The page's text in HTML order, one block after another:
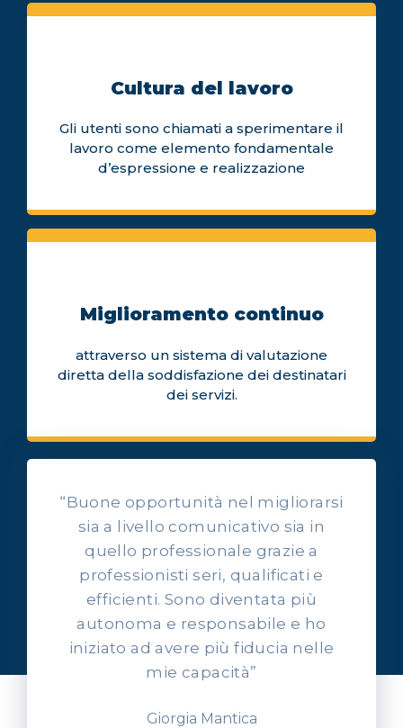
Cultura del lavoro
Gli utenti sono chiamati a sperimentare il
lavoro come elemento fondamentale
d’espressione e realizzazione
Miglioramento continuo
attraverso un sistema di valutazione
diretta della soddisfazione dei destinatari
dei servizi.
OPINIONI DEI NOSTRI ALLIEVI
Ascolta l'esperienza dei
nostri allievi
“Buone opportunità nel migliorarsi
sia a livello comunicativo sia in
quello professionale grazie a
professionisti seri, qualificati e
efficienti. Sono diventata più
autonoma e responsabile e ho
iniziato ad avere più fiducia nelle
mie capacità”
Giorgia Mantica